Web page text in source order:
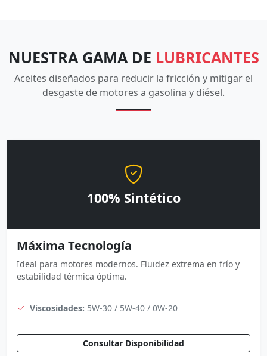
NUESTRA GAMA DE LUBRICANTES
Aceites diseñados para reducir la fricción y mitigar el
desgaste de motores a gasolina y diésel.
100% Sintético
Máxima Tecnología
Ideal para motores modernos. Fluidez extrema en frío y
estabilidad térmica óptima.
Viscosidades: 5W-30 / 5W-40 / 0W-20
Consultar Disponibilidad